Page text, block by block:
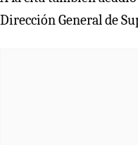
Dirección General de